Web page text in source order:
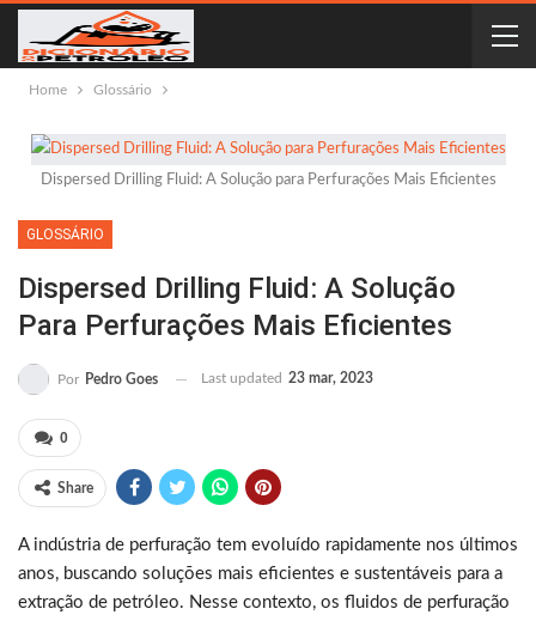
Home Glossário
Dispersed Drilling Fluid: A Solução para Perfurações Mais Eficientes
GLOSSÁRIO
Dispersed Drilling Fluid: A Solução
Para Perfurações Mais Eficientes
Por Pedro Goes Last updated 23 mar, 2023
0
Share
A indústria de perfuração tem evoluído rapidamente nos últimos
anos, buscando soluções mais eficientes e sustentáveis para a
extração de petróleo. Nesse contexto, os fluidos de perfuração